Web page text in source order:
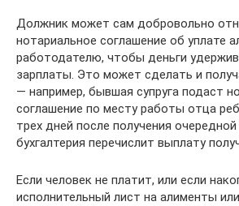
Должник может сам добровольно
нотариальное соглашение об уплате
работодателю, чтобы деньги
зарплаты. Это может сделать и
— например, бывшая супруга подаст
соглашение по месту работы отца
трех дней после получения
бухгалтерия перечислит выплату
Если человек не платит, или если
исполнительный лист на алименты